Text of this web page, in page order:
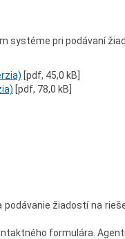
systéme pri podávaní
[pdf, 45,0 kB]
[pdf, 78,0 kB]
žiadostí na
formulára.